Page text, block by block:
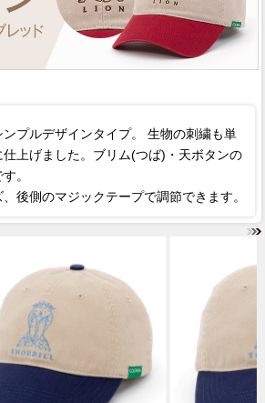
プルデザインタイプ。 生物の刺繍も単
上げました。ブリム(つば)・天ボタンの
。
後側のマジックテープで調節できます。